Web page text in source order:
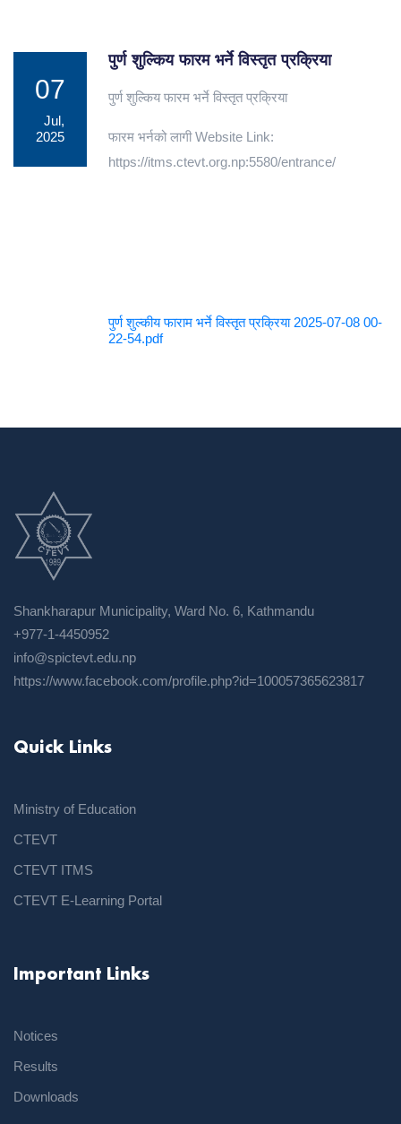
07
Jul,
2025
पुर्ण शुल्किय फारम भर्ने विस्तृत प्रक्रिया
पुर्ण शुल्किय फारम भर्ने विस्तृत प्रक्रिया
फारम भर्नको लागी Website Link:
https://itms.ctevt.org.np:5580/entrance/
पुर्ण शुल्कीय फाराम भर्ने विस्तृत प्रक्रिया 2025-07-08 00-
22-54.pdf
Shankharapur Municipality, Ward No. 6, Kathmandu
+977-1-4450952
info@spictevt.edu.np
https://www.facebook.com/profile.php?id=100057365623817
Quick Links
Ministry of Education
CTEVT
CTEVT ITMS
CTEVT E-Learning Portal
Important Links
Notices
Results
Downloads